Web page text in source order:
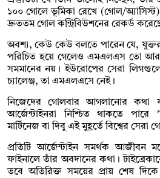
১০০ গোলে ভূমিকা রেখে (গোল/
দ্রুততম গোল কন্ট্রিবিউশনের রেকর্ড
অবশ্য, কেউ কেউ বলতে পারেন যে,
পরিচিত হয়ে গেলেও এমএলএস তো আর
সমমানের নয়। ইউরোপের সেরা
চ্যালেঞ্জ, তা এমএলএসে নেই।
নিজেদের গোলবার আগলানোর কথা
আর্জেন্টাইনরা নিশ্চিত থাকতে পারে
মার্টিনেজ বা দিবু এই মুহূর্তে বিশ্বের
প্রতিটি আর্জেন্টাইন সমর্থক আজীবন
ফাইনালে তাঁর অবদানের কথা।
তবে অতিরিক্ত সময়ের প্রায় শেষ